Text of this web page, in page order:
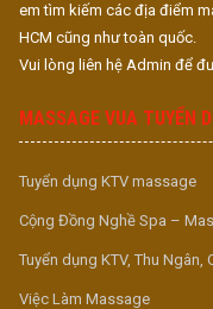
em tìm kiếm các địa điểm
HCM cũng như toàn quốc.
Vui lòng liên hệ Admin để
MASSAGE VUA TUYỂN
Tuyển dụng KTV massage
Cộng Đồng Nghề Spa –
Tuyển dụng KTV, Thu
Việc Làm Massage